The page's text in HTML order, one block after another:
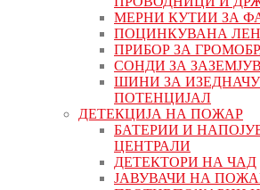
МЕРНИ КУТИИ ЗА
ПОЦИНКУВАНА
ПРИБОР ЗА
СОНДИ ЗА
ШИНИ ЗА
ПОТЕНЦИЈАЛ
ДЕТЕКЦИЈА НА ПОЖАР
БАТЕРИИ И
ЦЕНТРАЛИ
ДЕТЕКТОРИ НА ЧАД
ЈАВУВАЧИ НА